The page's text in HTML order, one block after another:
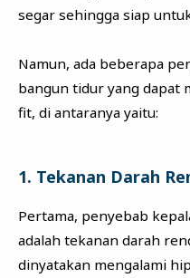
segar sehingga siap
Namun, ada beberapa
bangun tidur yang dapat
fit, di antaranya yaitu:
1. Tekanan Darah
Pertama, penyebab
adalah tekanan darah
dinyatakan mengalami